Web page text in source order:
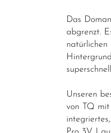
Mountainbikes
Das
abgrenzt.
Unseren
von TQ